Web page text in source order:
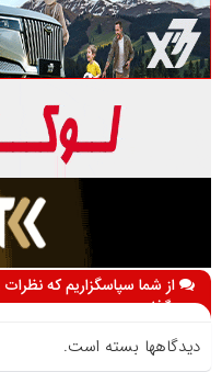
از شما سپاسگزاریم که نظرات
می گذارید
دیدگاهها بسته است.